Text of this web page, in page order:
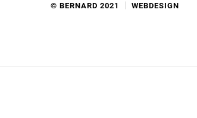
© BERNARD 2021 WEBDESIGN